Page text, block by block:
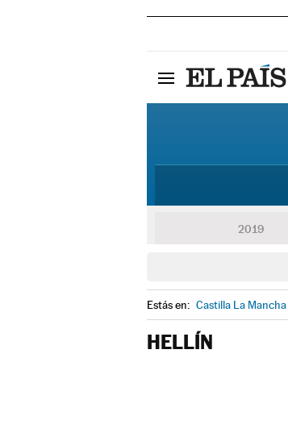
2019
Estás en: Castilla La Mancha
HELLÍN